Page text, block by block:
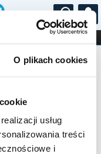
O plikach cookies
usług
treści
i
...
STAND-UP
wydarzenie